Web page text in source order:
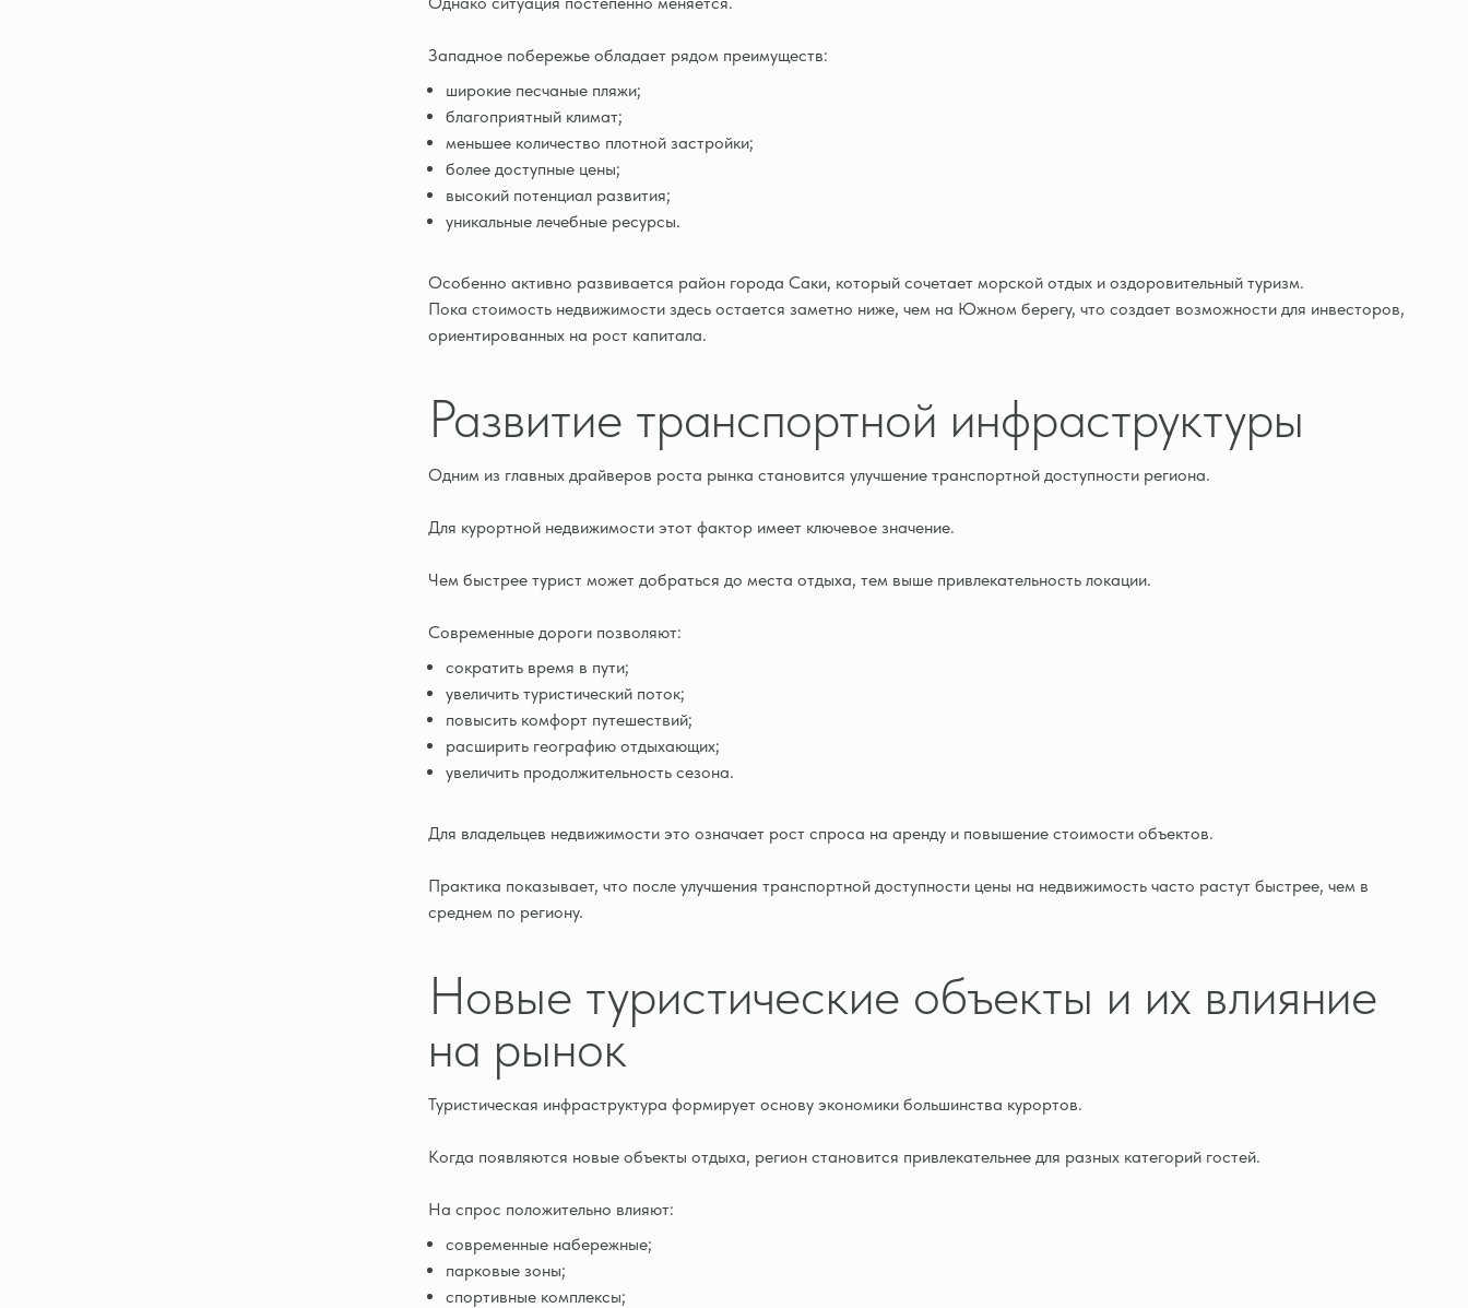
Западное побережье обладает рядом преимуществ:
широкие песчаные пляжи;
благоприятный климат;
меньшее количество плотной застройки;
более доступные цены;
высокий потенциал развития;
уникальные лечебные ресурсы.
Особенно активно развивается район города Саки, который сочетает морской отдых и оздоровительный туризм.
Пока стоимость недвижимости здесь остается заметно ниже, чем на Южном берегу, что создает возможности для инвесторов,
ориентированных на рост капитала.
Развитие транспортной инфраструктуры
Одним из главных драйверов роста рынка становится улучшение транспортной доступности региона.
Для курортной недвижимости этот фактор имеет ключевое значение.
Чем быстрее турист может добраться до места отдыха, тем выше привлекательность локации.
Современные дороги позволяют:
сократить время в пути;
увеличить туристический поток;
повысить комфорт путешествий;
расширить географию отдыхающих;
увеличить продолжительность сезона.
Для владельцев недвижимости это означает рост спроса на аренду и повышение стоимости объектов.
Практика показывает, что после улучшения транспортной доступности цены на недвижимость часто растут быстрее, чем в
среднем по региону.
Новые туристические объекты и их влияние
на рынок
Туристическая инфраструктура формирует основу экономики большинства курортов.
Когда появляются новые объекты отдыха, регион становится привлекательнее для разных категорий гостей.
На спрос положительно влияют:
современные набережные;
парковые зоны;
спортивные комплексы;